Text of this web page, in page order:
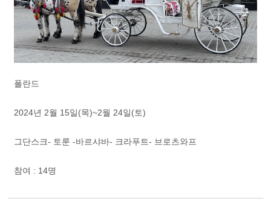
폴란드
2024년 2월 15일(목)~2월 24일(토)
그단스크- 토룬 -바르샤바- 크라푸트- 브로츠와프
참여 : 14명